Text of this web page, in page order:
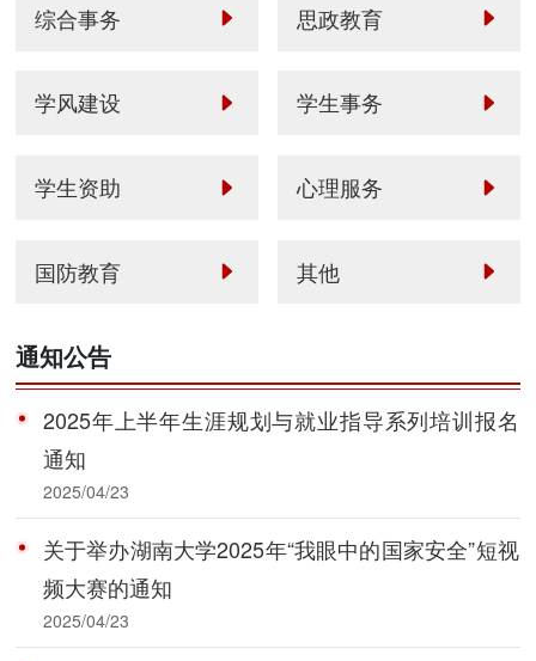
综合事务 思政教育
学风建设 学生事务
学生资助 心理服务
国防教育 其他
通知公告
2025年上半年生涯规划与就业指导系列培训报名
通知
2025/04/23
关于举办湖南大学2025年“我眼中的国家安全”短视
频大赛的通知
2025/04/23